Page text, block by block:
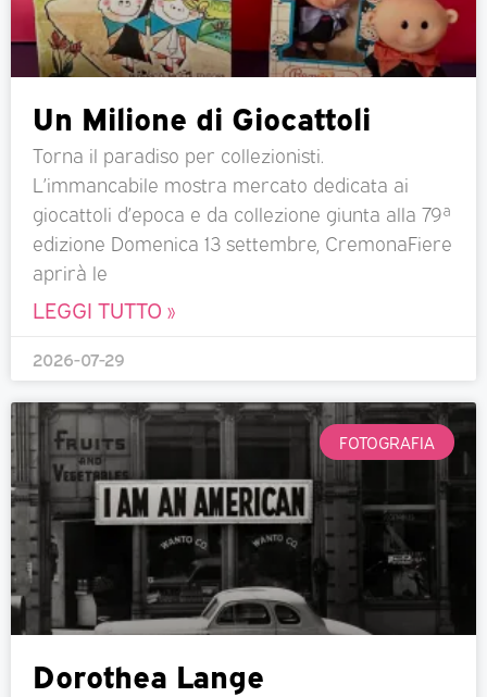
Un Milione di Giocattoli
Torna il paradiso per collezionisti.
L’immancabile mostra mercato dedicata ai
giocattoli d’epoca e da collezione giunta alla 79ª
edizione Domenica 13 settembre, CremonaFiere
aprirà le
LEGGI TUTTO »
2026-07-29
FOTOGRAFIA
Dorothea Lange